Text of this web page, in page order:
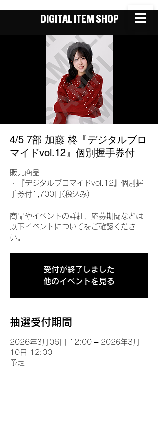
DIGITAL ITEM SHOP
4/5 7部 加藤 柊『デジタルブロ
マイドvol.12』個別握手券付
販売商品
・『デジタルブロマイドvol.12』個別握
手券付1,700円(税込み)
商品やイベントの詳細、応募期間などは
以下イベントについてをご確認くださ
い。
受付が終了しました
他のイベントを見る
抽選受付期間
2026年3月06日 12:00 – 2026年3月
10日 12:00
予定